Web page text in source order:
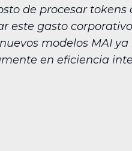
de procesar
este gasto
modelos MAI
en eficiencia